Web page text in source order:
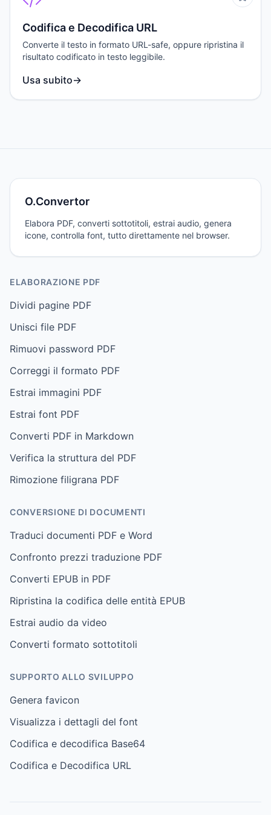
Codifica e Decodifica URL
Converte il testo in formato URL-safe, oppure ripristina il
risultato codificato in testo leggibile.
Usa subito→
O.Convertor
Elabora PDF, converti sottotitoli, estrai audio, genera
icone, controlla font, tutto direttamente nel browser.
ELABORAZIONE PDF
Dividi pagine PDF
Unisci file PDF
Rimuovi password PDF
Correggi il formato PDF
Estrai immagini PDF
Estrai font PDF
Converti PDF in Markdown
Verifica la struttura del PDF
Rimozione filigrana PDF
CONVERSIONE DI DOCUMENTI
Traduci documenti PDF e Word
Confronto prezzi traduzione PDF
Converti EPUB in PDF
Ripristina la codifica delle entità EPUB
Estrai audio da video
Converti formato sottotitoli
SUPPORTO ALLO SVILUPPO
Genera favicon
Visualizza i dettagli del font
Codifica e decodifica Base64
Codifica e Decodifica URL